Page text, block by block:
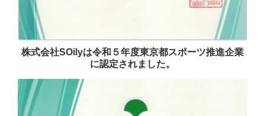
株式会社SOilyは令和５年度東京都スポーツ推進企業
に認定されました。